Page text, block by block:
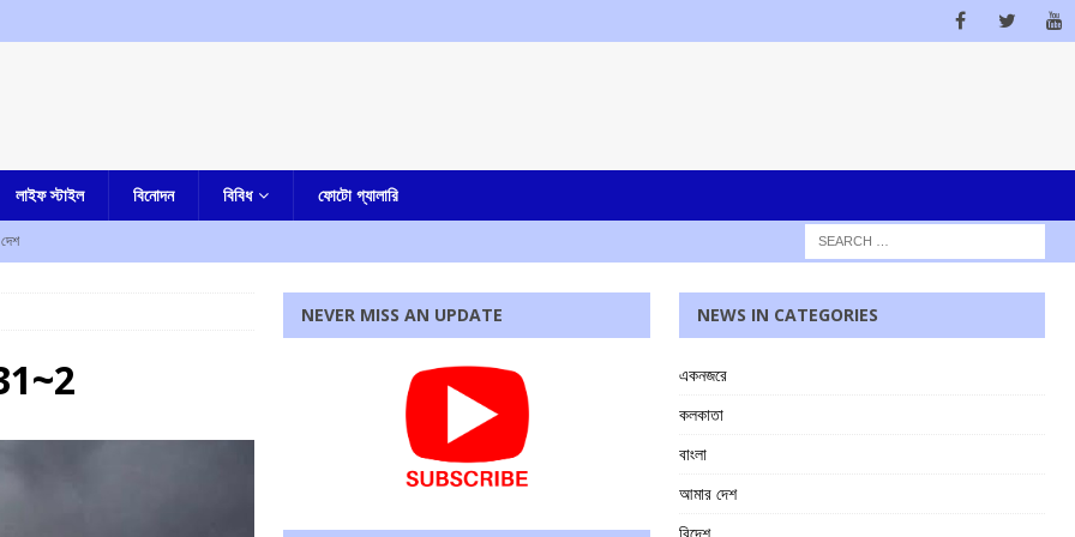
লাইফ স্টাইল বিনোদন বিবিধ ফোটো গ্যালারি
শিক্ষক নিহত, উত্তেজনা
সহ একাধিক অভিযোগ, গ্রেফতার নৈহাটির প্রাক্তন তৃণমূল বিধায়ক সনৎ দে
আপ্ত সহায়ক সুমিত রায়
NEVER MISS AN UPDATE NEWS IN CATEGORIES
একনজরে
কলকাতা
বাংলা
আমার দেশ